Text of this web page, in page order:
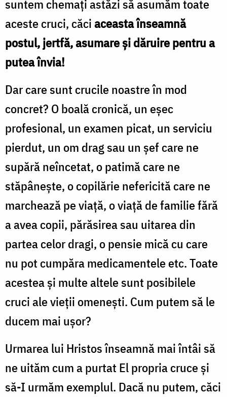
suntem chemați astăzi să asumăm toate
aceste cruci, căciaceasta înseamnă
postul, jertfă, asumare și dăruire pentru a
putea învia!
Dar care sunt crucile noastre în mod
concret? O boală cronică, un eșec
profesional, un examen picat, un serviciu
pierdut, un om drag sau un șef care ne
supără neîncetat, o patimă care ne
stăpânește, o copilărie nefericită care ne
marchează pe viață, o viață de familie fără
a avea copii, părăsirea sau uitarea din
partea celor dragi, o pensie mică cu care
nu pot cumpăra medicamentele etc. Toate
acestea și multe altele sunt posibilele
cruci ale vieții omenești. Cum putem să le
ducem mai ușor?
Urmarea lui Hristos înseamnă mai întâi să
ne uităm cum a purtat El propria cruce și
să-I urmăm exemplul. Dacă nu putem, căci